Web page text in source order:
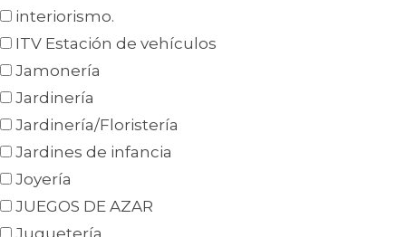
interiorismo.
ITV Estación de vehículos
Jamonería
Jardinería
Jardinería/Floristería
Jardines de infancia
Joyería
JUEGOS DE AZAR